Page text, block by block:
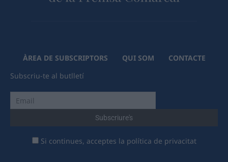
ÀREA DE SUBSCRIPTORS QUI SOM
CONTACTE
Subscriu-te al butlletí
Si continues, acceptes la política de privacitat